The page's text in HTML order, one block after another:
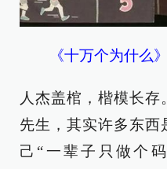
《十万个为什么
人杰盖棺，楷模长
先生，其实许多东西
己“一辈子只做个